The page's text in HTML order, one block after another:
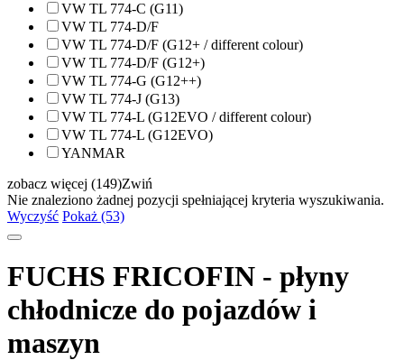
VW TL 774-C (G11)
VW TL 774-D/F
VW TL 774-D/F (G12+ / different colour)
VW TL 774-D/F (G12+)
VW TL 774-G (G12++)
VW TL 774-J (G13)
VW TL 774-L (G12EVO / different colour)
VW TL 774-L (G12EVO)
YANMAR
zobacz więcej (149)Zwiń
Nie znaleziono żadnej pozycji spełniającej kryteria wyszukiwania.
Wyczyść Pokaż (53)
FUCHS FRICOFIN - płyny
chłodnicze do pojazdów i
maszyn